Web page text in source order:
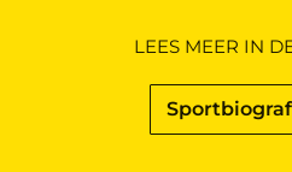
LEES MEER IN